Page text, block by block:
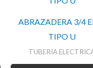
ABRAZADERA 3/4
TIPO U
TUBERIA